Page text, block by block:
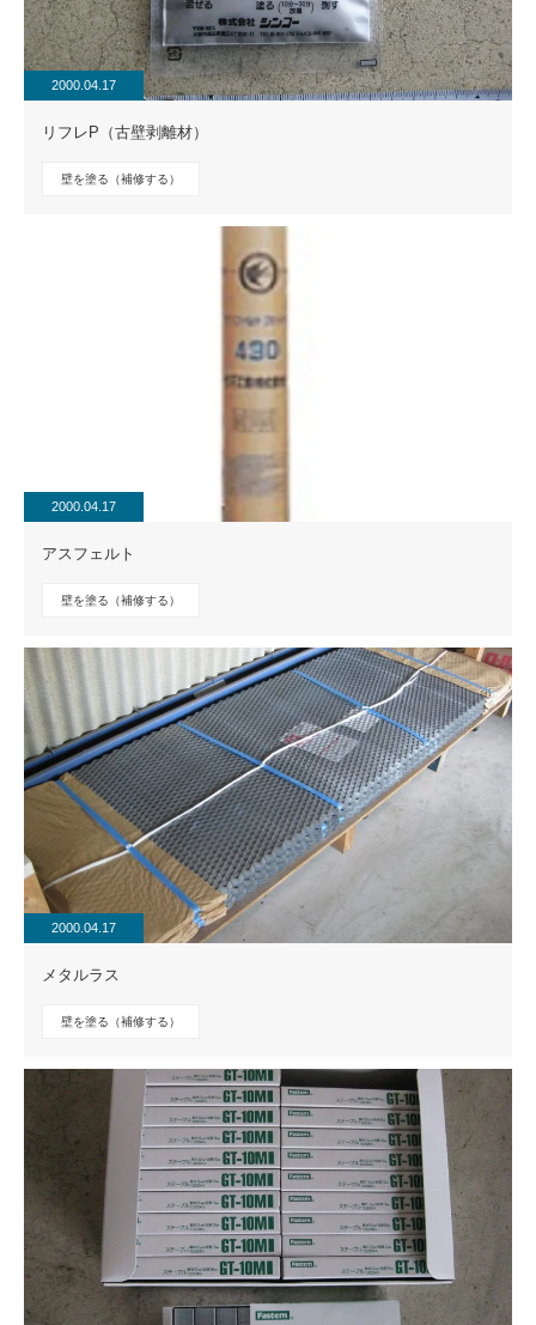
2000.04.17
リフレP（古壁剥離材）
壁を塗る（補修する）
2000.04.17
アスフェルト
壁を塗る（補修する）
2000.04.17
メタルラス
壁を塗る（補修する）